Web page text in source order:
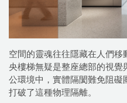
空間的靈魂往往隱藏在人們
央樓梯無疑是整座總部的視
公環境中，實體隔閡難免阻
打破了這種物理隔離。